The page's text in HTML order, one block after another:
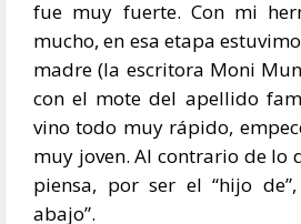
fue muy fuerte. Con mi
mucho, en esa etapa
madre (la escritora Moni
con el mote del apellido
vino todo muy rápido,
muy joven. Al contrario de lo
piensa, por ser el “hijo
abajo”.